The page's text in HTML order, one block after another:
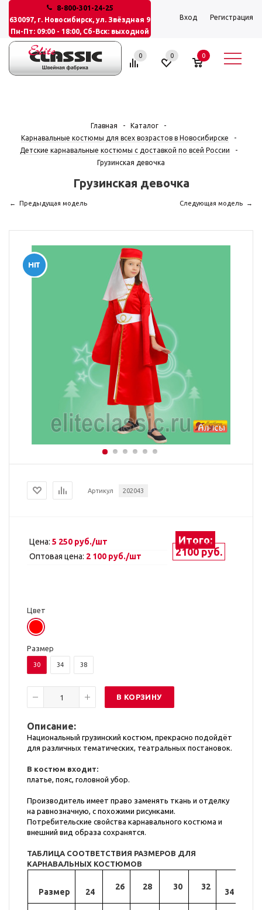
8-800-301-24-25
630097, г. Новосибирск, ул. Звёздная 9
Пн-Пт: 09:00 - 18:00, Сб-Вск: выходной
Вход Регистрация
0 0 0
Главная - Каталог
-
Карнавальные костюмы для всех возрастов в Новосибирске
-
Детские карнавальные костюмы с доставкой по всей России
-
Грузинская девочка
Грузинская девочка
Артикул 202043
Цена: 5 250 руб./шт
Оптовая цена: 2 100 руб./шт
Итого:
2100 руб.
Цвет
Размер
30 34 38
В КОРЗИНУ
Описание:
Национальный грузинский костюм, прекрасно подойдёт
для различных тематических, театральных постановок.
В костюм входит:
платье, пояс, головной убор.
Производитель имеет право заменять ткань и отделку
на равнозначную, с похожими рисунками.
Потребительские свойства карнавального костюма и
внешний вид образа сохранятся.
ТАБЛИЦА СООТВЕТСТВИЯ РАЗМЕРОВ ДЛЯ
КАРНАВАЛЬНЫХ КОСТЮМОВ
Размер 24
26 28 30 32
34
Предыдущая модель Следующая модель